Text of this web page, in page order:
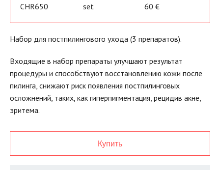
CHR650
set
60 €
Набор для постпилингового ухода (3 препаратов).
Входящие в набор препараты улучшают результат
процедуры и способствуют восстановлению кожи после
пилинга, снижают риск появления постпилинговых
осложнений, таких, как гиперпигментация, рецидив акне,
эритема.
Купить